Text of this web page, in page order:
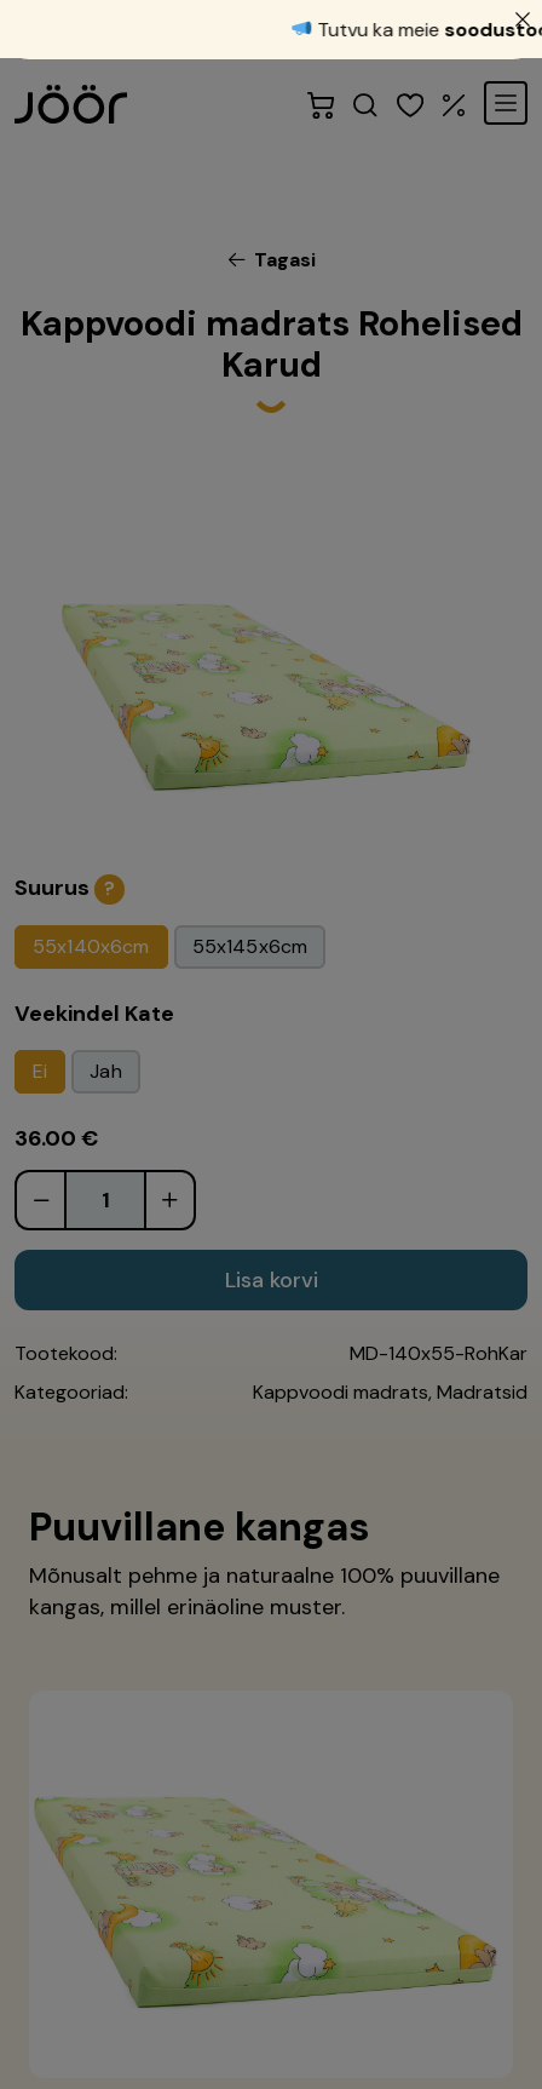
Tagasi
Kappvoodi madrats Rohelised
Karud
Suurus ?
55x140x6cm 55x145x6cm
Veekindel Kate
Ei Jah
36.00 €
Lisa korvi
Tootekood:
MD-140x55-RohKar
Kategooriad:
Kappvoodi madrats, Madratsid
Puuvillane kangas
Mõnusalt pehme ja naturaalne 100% puuvillane
kangas, millel erinäoline muster.
Tutvu ka meie